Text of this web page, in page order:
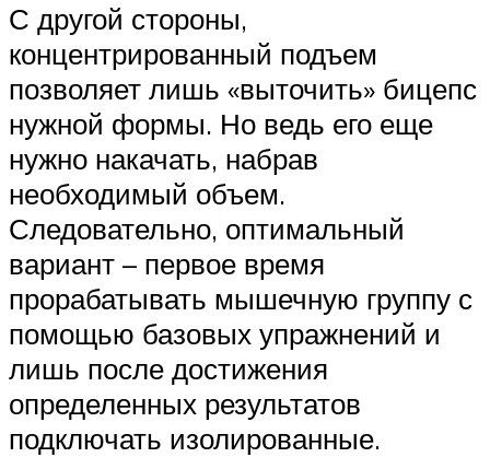
С другой стороны,
концентрированный подъем
позволяет лишь «выточить» бицепс
нужной формы. Но ведь его еще
нужно накачать, набрав
необходимый объем.
Следовательно, оптимальный
вариант – первое время
прорабатывать мышечную группу с
помощью базовых упражнений и
лишь после достижения
определенных результатов
подключать изолированные.